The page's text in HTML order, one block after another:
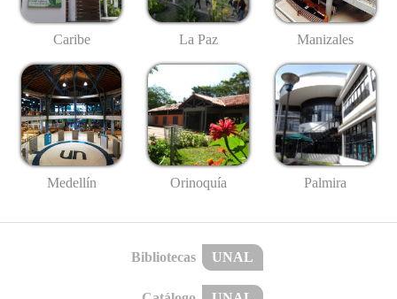
Caribe La Paz Manizales
Medellín Orinoquía Palmira
Bibliotecas UNAL